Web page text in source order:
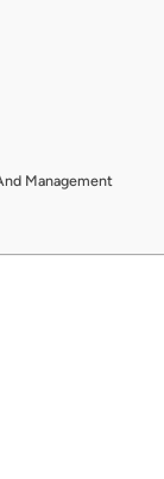
Management